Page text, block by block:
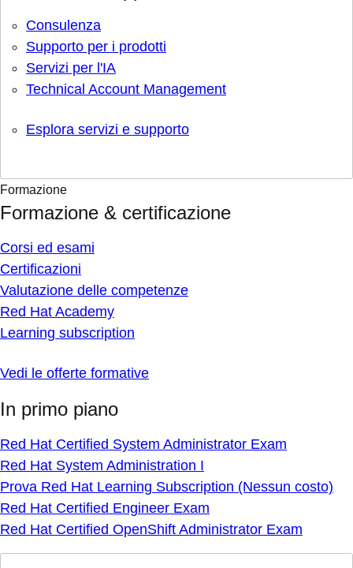
Consulenza
Supporto per i prodotti
Servizi per l'IA
Technical Account Management
Esplora servizi e supporto
Formazione
Formazione & certificazione
Corsi ed esami
Certificazioni
Valutazione delle competenze
Red Hat Academy
Learning subscription
Vedi le offerte formative
In primo piano
Red Hat Certified System Administrator Exam
Red Hat System Administration I
Prova Red Hat Learning Subscription (Nessun costo)
Red Hat Certified Engineer Exam
Red Hat Certified OpenShift Administrator Exam